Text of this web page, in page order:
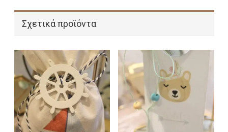
Σχετικά προϊόντα